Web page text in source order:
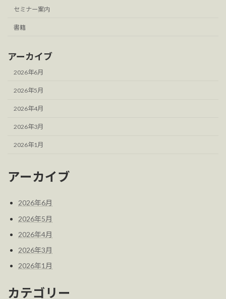
セミナー案内
書籍
アーカイブ
2026年6月
2026年5月
2026年4月
2026年3月
2026年1月
アーカイブ
2026年6月
2026年5月
2026年4月
2026年3月
2026年1月
カテゴリー